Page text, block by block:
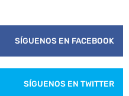
SÍGUENOS EN FACEBOOK
SÍGUENOS EN TWITTER